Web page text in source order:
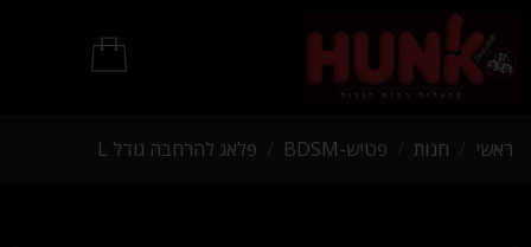
ראשי חנות פטיש-BDSM פלאג להרחבה גודל L